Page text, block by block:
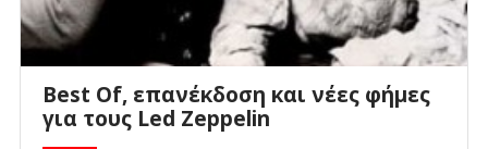
Best Of, επανέκδοση και νέες φήμες
για τους Led Zeppelin